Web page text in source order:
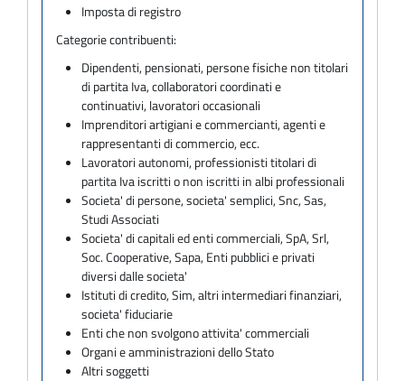
Imposta di registro
Categorie contribuenti:
Dipendenti, pensionati, persone fisiche non titolari
di partita Iva, collaboratori coordinati e
continuativi, lavoratori occasionali
Imprenditori artigiani e commercianti, agenti e
rappresentanti di commercio, ecc.
Lavoratori autonomi, professionisti titolari di
partita Iva iscritti o non iscritti in albi professionali
Societa' di persone, societa' semplici, Snc, Sas,
Studi Associati
Societa' di capitali ed enti commerciali, SpA, Srl,
Soc. Cooperative, Sapa, Enti pubblici e privati
diversi dalle societa'
Istituti di credito, Sim, altri intermediari finanziari,
societa' fiduciarie
Enti che non svolgono attivita' commerciali
Organi e amministrazioni dello Stato
Altri soggetti